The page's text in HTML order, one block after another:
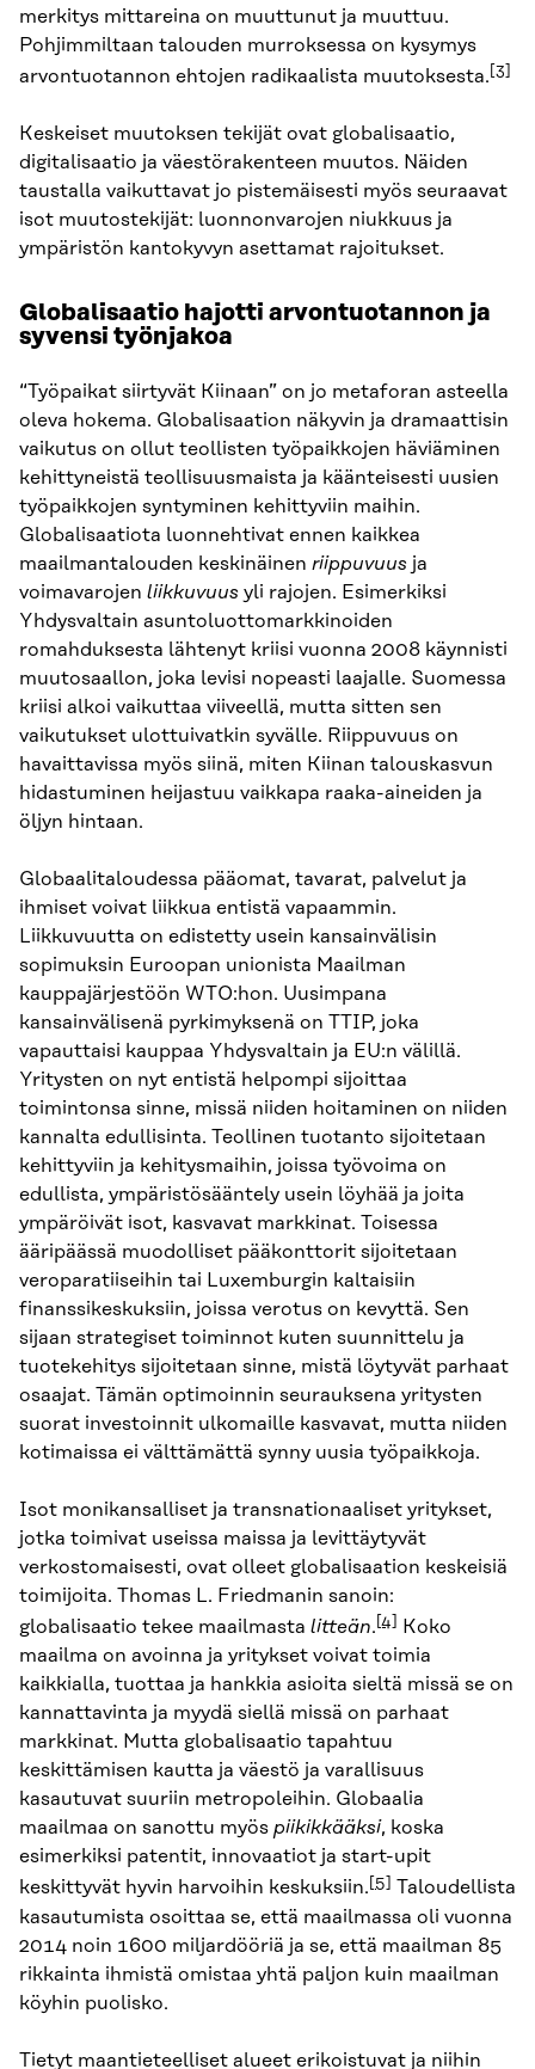
merkitys mittareina on muuttunut ja muuttuu.
Pohjimmiltaan talouden murroksessa on kysymys
arvontuotannon ehtojen radikaalista muutoksesta. [3]
Keskeiset muutoksen tekijät ovat globalisaatio,
digitalisaatio ja väestörakenteen muutos. Näiden
taustalla vaikuttavat jo pistemäisesti myös seuraavat
isot muutostekijät: luonnonvarojen niukkuus ja
ympäristön kantokyvyn asettamat rajoitukset.
Globalisaatio hajotti arvontuotannon ja
syvensi työnjakoa
“Työpaikat siirtyvät Kiinaan” on jo metaforan asteella
oleva hokema. Globalisaation näkyvin ja dramaattisin
vaikutus on ollut teollisten työpaikkojen häviäminen
kehittyneistä teollisuusmaista ja käänteisesti uusien
työpaikkojen syntyminen kehittyviin maihin.
Globalisaatiota luonnehtivat ennen kaikkea
maailmantalouden keskinäinen riippuvuus ja
voimavarojen liikkuvuus yli rajojen. Esimerkiksi
Yhdysvaltain asuntoluottomarkkinoiden
romahduksesta lähtenyt kriisi vuonna 2008 käynnisti
muutosaallon, joka levisi nopeasti laajalle. Suomessa
kriisi alkoi vaikuttaa viiveellä, mutta sitten sen
vaikutukset ulottuivatkin syvälle. Riippuvuus on
havaittavissa myös siinä, miten Kiinan talouskasvun
hidastuminen heijastuu vaikkapa raaka-aineiden ja
öljyn hintaan.
Globaalitaloudessa pääomat, tavarat, palvelut ja
ihmiset voivat liikkua entistä vapaammin.
Liikkuvuutta on edistetty usein kansainvälisin
sopimuksin Euroopan unionista Maailman
kauppajärjestöön WTO:hon. Uusimpana
kansainvälisenä pyrkimyksenä on TTIP, joka
vapauttaisi kauppaa Yhdysvaltain ja EU:n välillä.
Yritysten on nyt entistä helpompi sijoittaa
toimintonsa sinne, missä niiden hoitaminen on niiden
kannalta edullisinta. Teollinen tuotanto sijoitetaan
kehittyviin ja kehitysmaihin, joissa työvoima on
edullista, ympäristösääntely usein löyhää ja joita
ympäröivät isot, kasvavat markkinat. Toisessa
ääripäässä muodolliset pääkonttorit sijoitetaan
veroparatiiseihin tai Luxemburgin kaltaisiin
finanssikeskuksiin, joissa verotus on kevyttä. Sen
sijaan strategiset toiminnot kuten suunnittelu ja
tuotekehitys sijoitetaan sinne, mistä löytyvät parhaat
osaajat. Tämän optimoinnin seurauksena yritysten
suorat investoinnit ulkomaille kasvavat, mutta niiden
kotimaissa ei välttämättä synny uusia työpaikkoja.
Isot monikansalliset ja transnationaaliset yritykset,
jotka toimivat useissa maissa ja levittäytyvät
verkostomaisesti, ovat olleet globalisaation keskeisiä
toimijoita. Thomas L. Friedmanin sanoin:
globalisaatio tekee maailmasta litteän. [4]
Koko
maailma on avoinna ja yritykset voivat toimia
kaikkialla, tuottaa ja hankkia asioita sieltä missä se on
kannattavinta ja myydä siellä missä on parhaat
markkinat. Mutta globalisaatio tapahtuu
keskittämisen kautta ja väestö ja varallisuus
kasautuvat suuriin metropoleihin. Globaalia
maailmaa on sanottu myös piikikkääksi, koska
esimerkiksi patentit, innovaatiot ja start-upit
keskittyvät hyvin harvoihin keskuksiin. [5] Taloudellista
kasautumista osoittaa se, että maailmassa oli vuonna
2014 noin 1600 miljardööriä ja se, että maailman 85
rikkainta ihmistä omistaa yhtä paljon kuin maailman
köyhin puolisko.
Tietyt maantieteelliset alueet erikoistuvat ja niihin